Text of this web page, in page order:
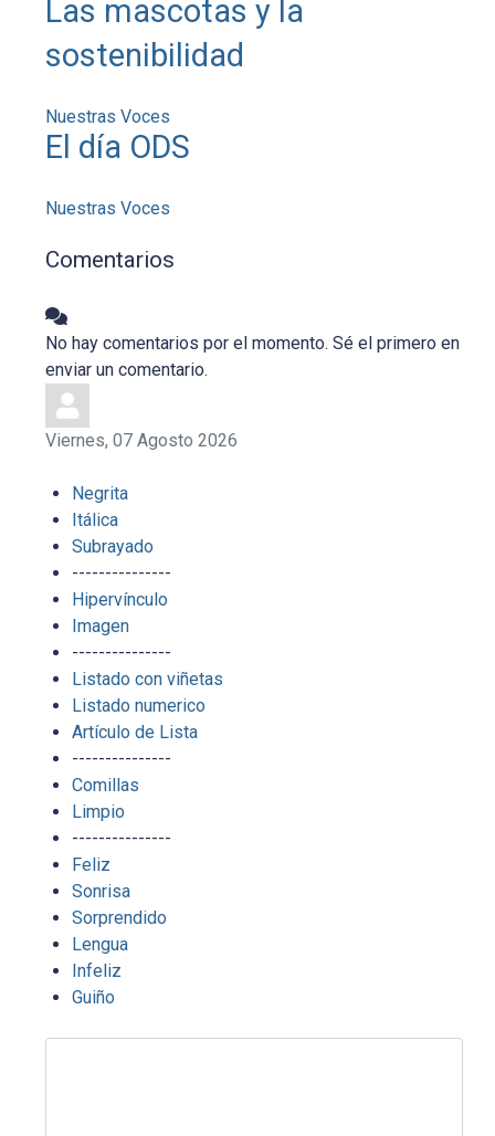
Las mascotas y la
sostenibilidad
Nuestras Voces
El día ODS
Nuestras Voces
Comentarios
No hay comentarios por el momento. Sé el primero en
enviar un comentario.
Viernes, 07 Agosto 2026
Negrita
Itálica
Subrayado
---------------
Hipervínculo
Imagen
---------------
Listado con viñetas
Listado numerico
Artículo de Lista
---------------
Comillas
Limpio
---------------
Feliz
Sonrisa
Sorprendido
Lengua
Infeliz
Guiño